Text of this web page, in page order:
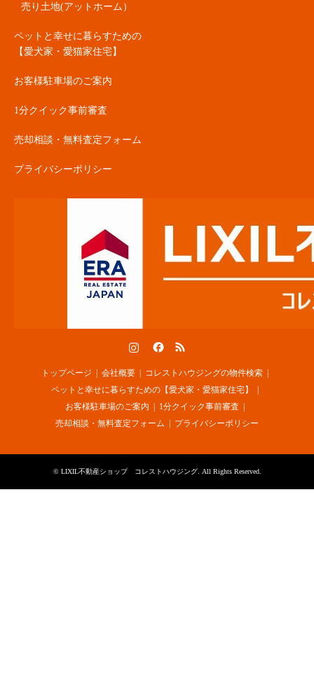
売り土地(アットホーム）
ペットと幸せに暮らすための
【愛犬家・愛猫家住宅】
お客様駐車場のご案内
1分クイック事前審査
売却相談・無料査定フォーム
プライバシーポリシー
トップページ 会社概要
コレストハウジングの物件検索
ペットと幸せに暮らすための【愛犬家・愛猫家住宅】
お客様駐車場のご案内
1分クイック事前審査
売却相談・無料査定フォーム
プライバシーポリシー
© LIXIL不動産ショップ コレストハウジング. All Rights Reserved.